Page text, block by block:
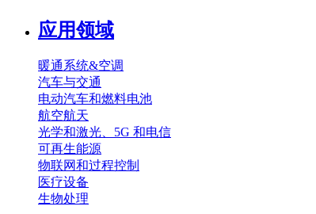
应用领域
暖通系统&空调
汽车与交通
电动汽车和燃料电池
航空航天
光学和激光、5G 和电信
可再生能源
物联网和过程控制
医疗设备
生物处理